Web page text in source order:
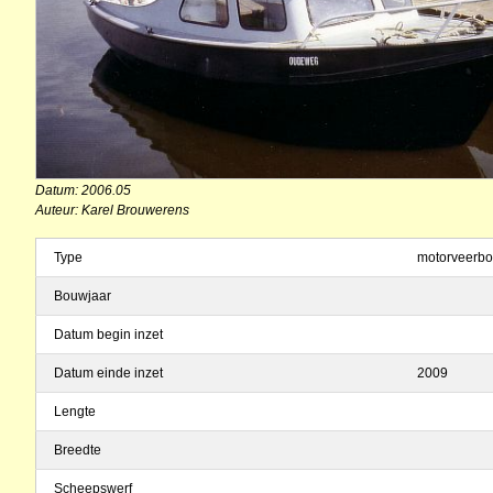
Datum: 2006.05
Auteur: Karel Brouwerens
Type
Bouwjaar
Datum begin inzet
Datum einde inzet 2009
Lengte
Breedte
Scheepswerf